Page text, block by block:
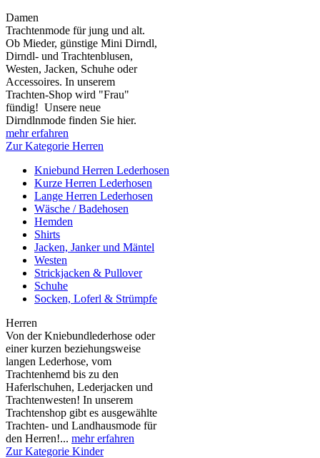
Damen
Trachtenmode für jung und alt.
Ob Mieder, günstige Mini Dirndl,
Dirndl- und Trachtenblusen,
Westen, Jacken, Schuhe oder
Accessoires. In unserem
Trachten-Shop wird "Frau"
fündig! Unsere neue
Dirndlnmode finden Sie hier.
mehr erfahren
Zur Kategorie Herren
Kniebund Herren Lederhosen
Kurze Herren Lederhosen
Lange Herren Lederhosen
Wäsche / Badehosen
Hemden
Shirts
Jacken, Janker und Mäntel
Westen
Strickjacken & Pullover
Schuhe
Socken, Loferl & Strümpfe
Herren
Von der Kniebundlederhose oder
einer kurzen beziehungsweise
langen Lederhose, vom
Trachtenhemd bis zu den
Haferlschuhen, Lederjacken und
Trachtenwesten! In unserem
Trachtenshop gibt es ausgewählte
Trachten- und Landhausmode für
den Herren!... mehr erfahren
Zur Kategorie Kinder